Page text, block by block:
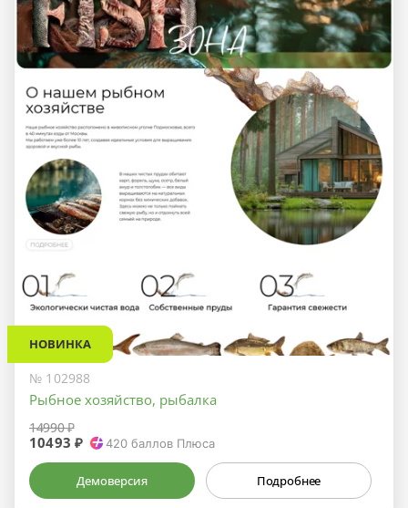
НОВИНКА
№ 102988
Рыбное хозяйство, рыбалка
14990 ₽
10493 ₽ 420 баллов Плюса
Демоверсия Подробнее